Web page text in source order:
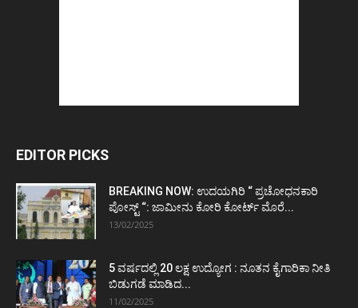
EDITOR PICKS
BREAKING NOW: ಉದಯಗಿರಿ “ ಪ್ರಚೋಧನಕಾರಿ
ಪೋಸ್ಟ್‌ “: ಜಾಮೀನು ಕೋರಿ ಕೋರ್ಟ್‌ ಮೊರೆ...
13/02/2025
5 ವರ್ಷದಲ್ಲಿ 20 ಲಕ್ಷ ಉದ್ಯೋಗ : ನೂತನ ಕೈಗಾರಿಕಾ ನೀತಿ
ಬಿಡುಗಡೆ ಮಾಡಿದ...
11/02/2025